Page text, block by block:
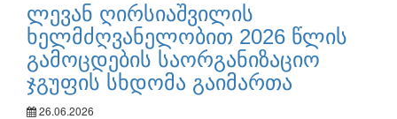
ლევან ღირსიაშვილის
ხელმძღვანელობით 2026 წლის
გამოცდების საორგანიზაციო
ჯგუფის სხდომა გაიმართა
26.06.2026